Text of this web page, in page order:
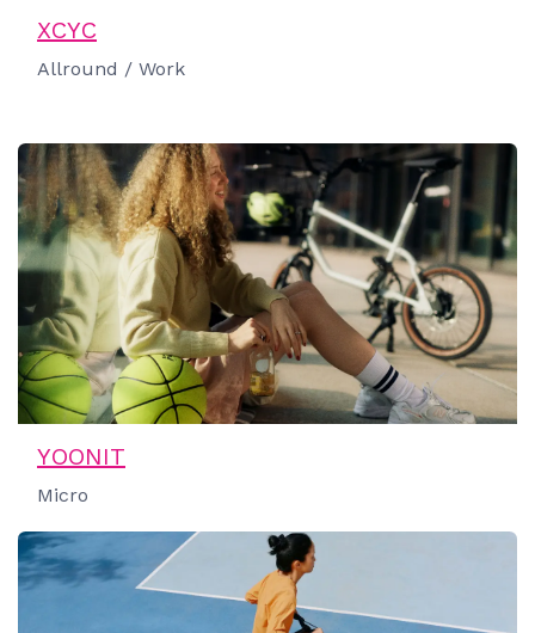
XCYC
Allround / Work
YOONIT
Micro